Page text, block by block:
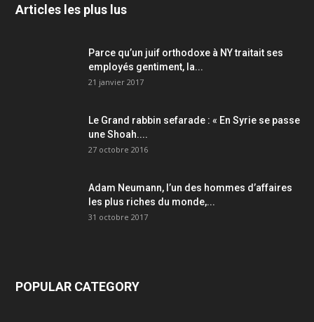
Articles les plus lus
Parce qu’un juif orthodoxe à NY traitait ses
employés gentiment, la...
21 janvier 2017
Le Grand rabbin sefarade : « En Syrie se passe
une Shoah....
27 octobre 2016
Adam Neumann, l’un des hommes d’affaires
les plus riches du monde,...
31 octobre 2017
POPULAR CATEGORY